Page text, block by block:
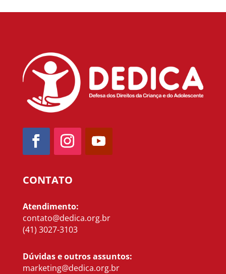
CONTATO
Atendimento:
contato@dedica.org.br
(41) 3027-3103
Dúvidas e outros assuntos:
marketing@dedica.org.br